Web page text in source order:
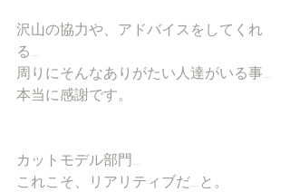
沢山の協力や、アドバイスをしてくれ
る…
周りにそんなありがたい人達がいる事…
本当に感謝です。
カットモデル部門…
これこそ、リアリティブだ…と。